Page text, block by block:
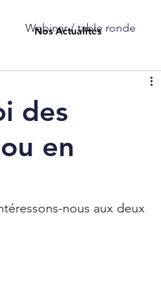
Nos Actualités
Webinar / table ronde
des
en
nous aux deux